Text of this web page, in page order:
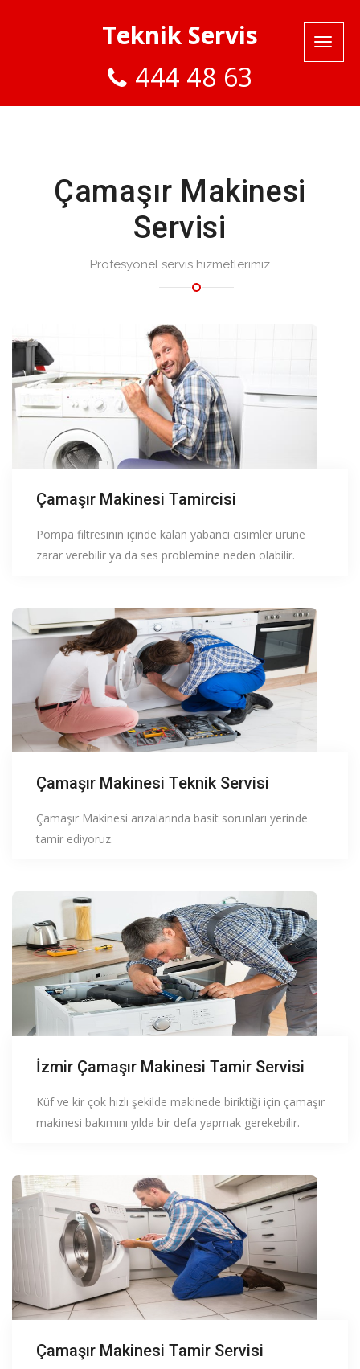
Teknik Servis
444 48 63
Çamaşır Makinesi
Servisi
Profesyonel servis hizmetlerimiz
Çamaşır Makinesi Tamircisi
Pompa filtresinin içinde kalan yabancı cisimler ürüne
zarar verebilir ya da ses problemine neden olabilir.
Çamaşır Makinesi Teknik Servisi
Çamaşır Makinesi arızalarında basit sorunları yerinde
tamir ediyoruz.
İzmir Çamaşır Makinesi Tamir Servisi
Küf ve kir çok hızlı şekilde makinede biriktiği için çamaşır
makinesi bakımını yılda bir defa yapmak gerekebilir.
Çamaşır Makinesi Tamir Servisi